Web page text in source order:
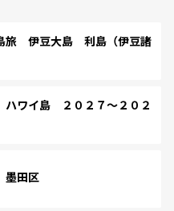
伊豆大島 利島（伊豆諸
ワイ島 ２０２７～２０２
田区